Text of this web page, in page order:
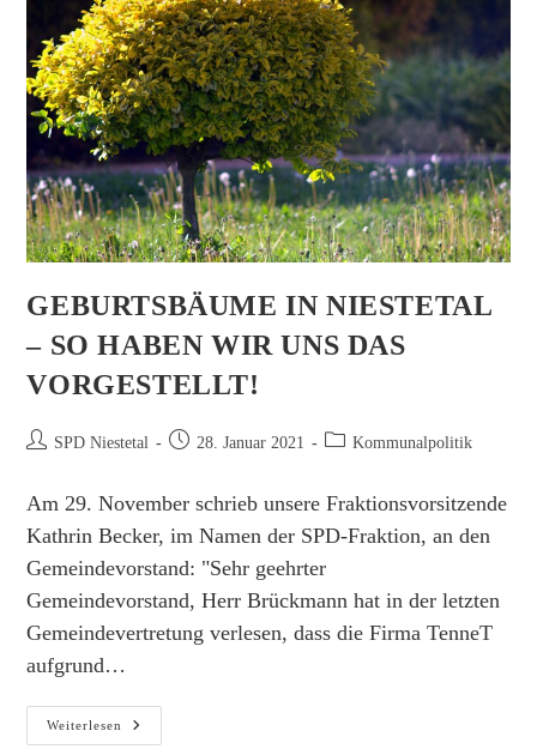
GEBURTSBÄUME IN NIESTETAL
– SO HABEN WIR UNS DAS
VORGESTELLT!
Beitrags-SPD Niestetal
Beitrag28. Januar 2021
Beitrags-
Kommunalpolitik
Am 29. November schrieb unsere Fraktionsvorsitzende
Kathrin Becker, im Namen der SPD-Fraktion, an den
Gemeindevorstand: "Sehr geehrter
Gemeindevorstand, Herr Brückmann hat in der letzten
Gemeindevertretung verlesen, dass die Firma TenneT
aufgrund…
Weiterlesen
Geburtsbäume
In